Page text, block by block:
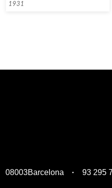
1931
08003Barcelona 93 295